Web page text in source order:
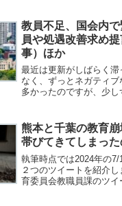
取り上げましたが、今
教員不足の記事になりま
教員不足、国会内
員や処遇改善求め
事）ほか
最近は更新がしばらく
なく、ずっとネガティ
多かったのですが、少
うと朗報の部類に属する
い）と期待してしまいま
熊本と千葉の教育
帯びてきてしまった
執筆時点では2024年の7/
２つのツイートを紹介
育委員会教職員課のツイ